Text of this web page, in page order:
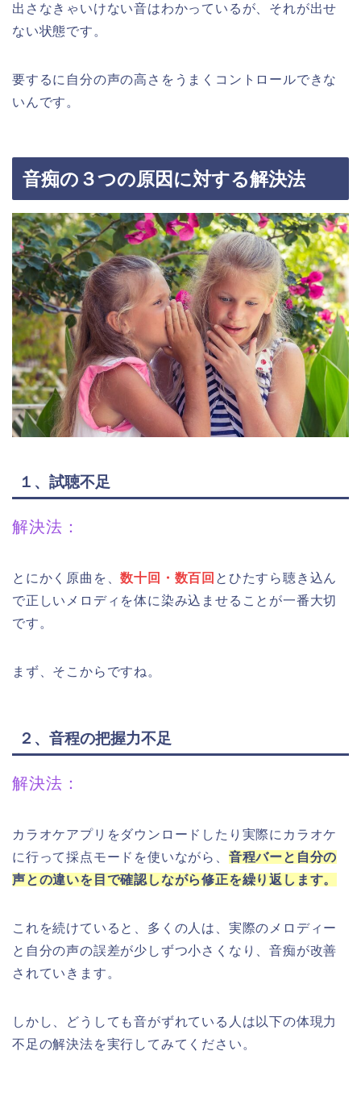
出さなきゃいけない音はわかっているが、それが出せ
ない状態です。
要するに自分の声の高さをうまくコントロールできな
いんです。
音痴の３つの原因に対する解決法
１、試聴不足
解決法：
とにかく原曲を、数十回・数百回 とひたすら聴き込ん
で正しいメロディを体に染み込ませることが一番大切
です。
まず、そこからですね。
２、音程の把握力不足
解決法：
カラオケアプリをダウンロードしたり実際にカラオケ
に行って採点モードを使いながら、 音程バーと自分の
声との違いを目で確認しながら修正を繰り返します。
これを続けていると、多くの人は、実際のメロディー
と自分の声の誤差が少しずつ小さくなり、音痴が改善
されていきます。
しかし、どうしても音がずれている人は以下の体現力
不足の解決法を実行してみてください。